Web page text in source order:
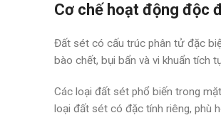
Cơ chế hoạt động độc
Đất sét có cấu trúc phân tử đặc
bào chết, bụi bẩn và vi khuẩn tích
Các loại đất sét phổ biến trong
loại đất sét có đặc tính riêng, phù